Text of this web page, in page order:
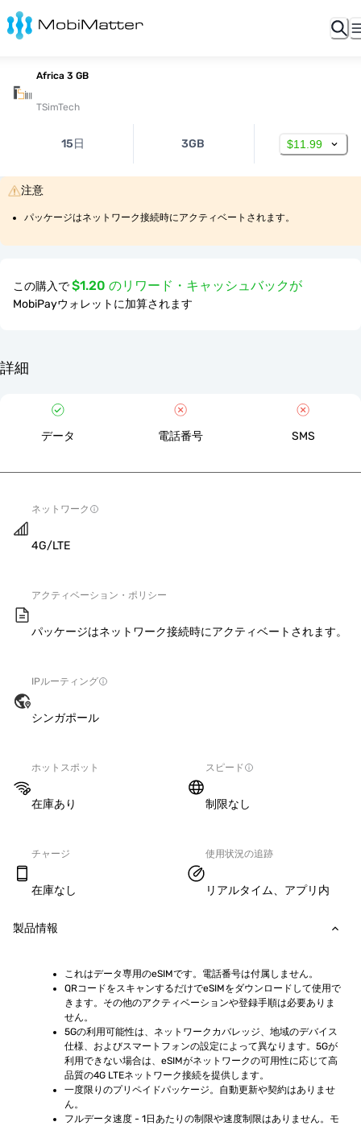
Africa 3 GB
TSimTech
15日 3GB $11.99
注意
パッケージはネットワーク接続時にアクティベートされます。
この購入で$1.20 のリワード・キャッシュバックが
MobiPayウォレットに加算されます
詳細
データ 電話番号 SMS
ネットワーク
4G/LTE
アクティベーション・ポリシー
パッケージはネットワーク接続時にアクティベートされます。
IPルーティング
シンガポール
ホットスポット
在庫あり
スピード
制限なし
チャージ
在庫なし
使用状況の追跡
リアルタイム、アプリ内
製品情報
これはデータ専用のeSIMです。電話番号は付属しません。
QRコードをスキャンするだけでeSIMをダウンロードして使用で
きます。その他のアクティベーションや登録手順は必要ありま
せん。
5Gの利用可能性は、ネットワークカバレッジ、地域のデバイス
仕様、およびスマートフォンの設定によって異なります。5Gが
利用できない場合は、eSIMがネットワークの可用性に応じて高
品質の4G LTEネットワーク接続を提供します。
一度限りのプリペイドパッケージ。自動更新や契約はありませ
ん。
フルデータ速度 - 1日あたりの制限や速度制限はありません。モ